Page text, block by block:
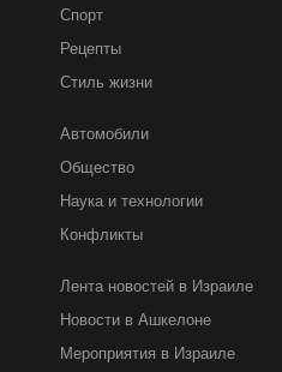
Спорт
Рецепты
Стиль жизни
Автомобили
Общество
Наука и технологии
Конфликты
Лента новостей в Израиле
Новости в Ашкелоне
Мероприятия в Израиле